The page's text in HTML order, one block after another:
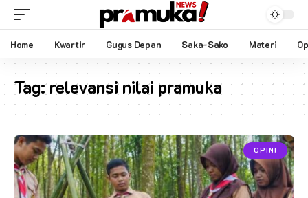
Home Kwartir Gugus Depan Saka-Sako Materi
Tag:relevansi nilai pramuka
OPINI